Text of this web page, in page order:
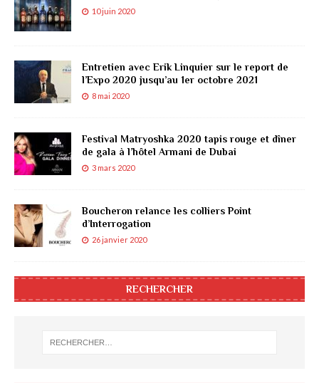
10 juin 2020
Entretien avec Erik Linquier sur le report de
l’Expo 2020 jusqu’au 1er octobre 2021
8 mai 2020
Festival Matryoshka 2020 tapis rouge et dîner
de gala à l’hôtel Armani de Dubai
3 mars 2020
Boucheron relance les colliers Point
d’Interrogation
26 janvier 2020
RECHERCHER